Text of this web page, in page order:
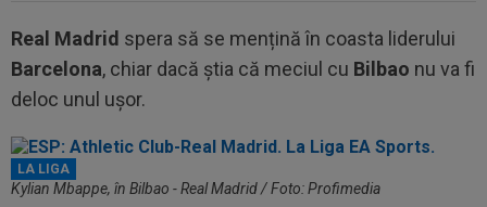
Real Madrid spera să se mențină în coasta liderului
Barcelona, chiar dacă știa că meciul cu Bilbao nu va fi
deloc unul ușor.
LA LIGA
Kylian Mbappe, în Bilbao - Real Madrid / Foto: Profimedia